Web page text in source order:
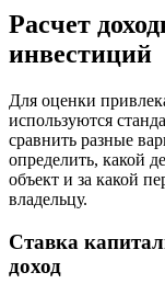
Расчет
инвестиций
Для оценки
используются
сравнить разные
определить, какой
объект и за какой
владельцу.
Ставка
доход